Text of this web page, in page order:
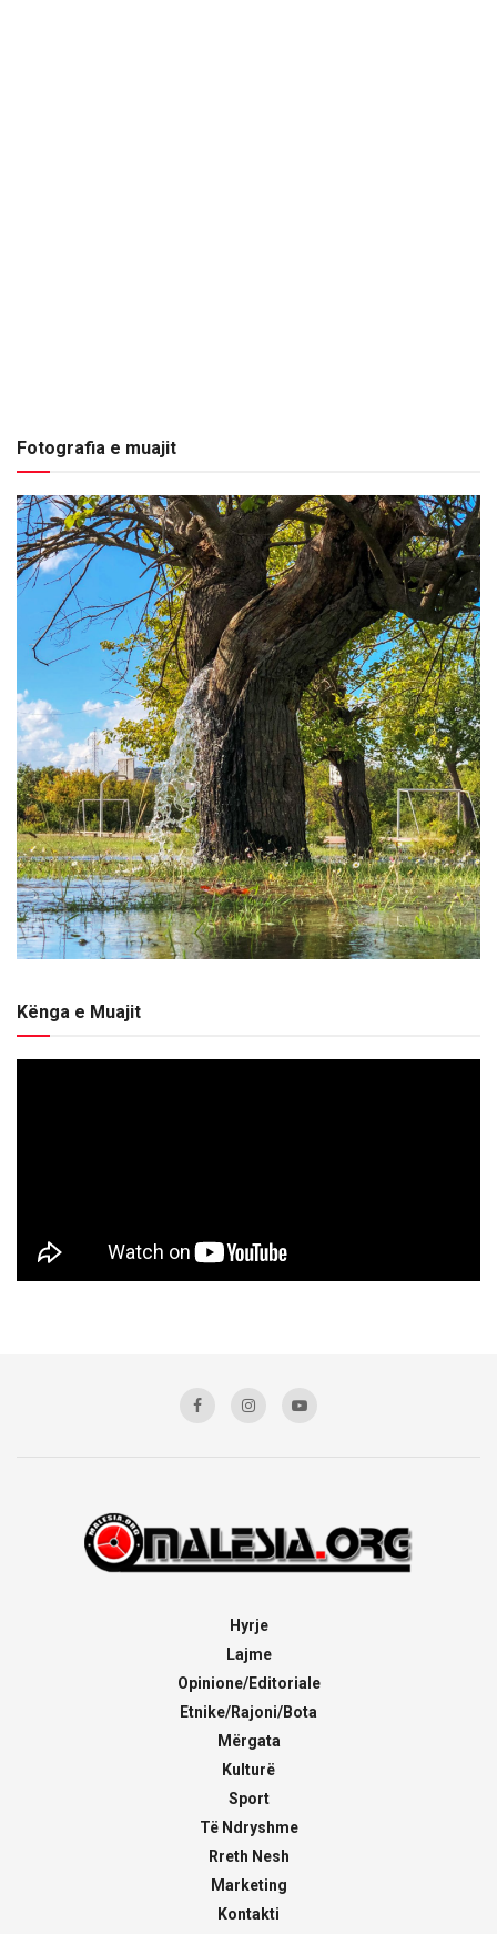
Fotografia e muajit
Kënga e Muajit
Hyrje
Lajme
Opinione/Editoriale
Etnike/Rajoni/Bota
Mërgata
Kulturë
Sport
Të Ndryshme
Rreth Nesh
Marketing
Kontakti